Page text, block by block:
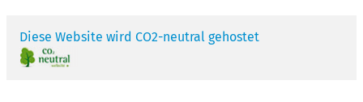
Diese Website wird CO2-neutral gehostet